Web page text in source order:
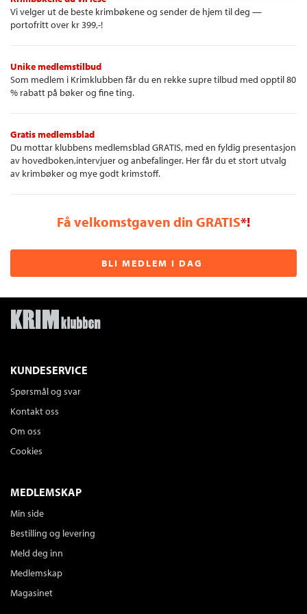
Vi velger ut de beste krimbøkene og sender de hjem til deg —
portofritt over kr 399,-!
Unike medlemstilbud
Som medlem i Krimklubben får du en rekke supre tilbud med opptil 80
% rabatt på bøker og fine ting.
Gratis medlemsblad
Du mottar klubbens medlemsblad GRATIS, med en fyldig presentasjon
av hovedboken,intervjuer og anbefalinger. Her får du et stort utvalg
av krimbøker og mye godt krimstoff.
Få velkomstgaven din GRATIS*!
BLI MEDLEM I DAG
KUNDESERVICE
Spørsmål og svar
Kontakt oss
Om oss
Cookies
MEDLEMSKAP
Min side
Bestilling og levering
Meld deg inn
Medlemskap
Magasinet